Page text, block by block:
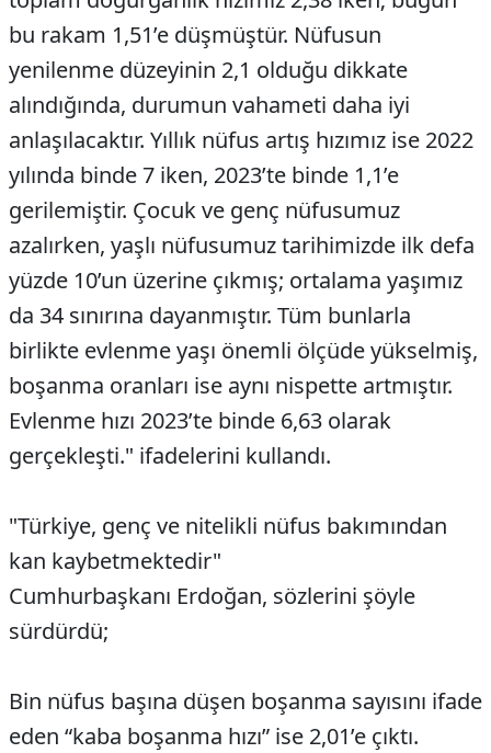
bu rakam 1,51’e düşmüştür. Nüfusun
yenilenme düzeyinin 2,1 olduğu dikkate
alındığında, durumun vahameti daha iyi
anlaşılacaktır. Yıllık nüfus artış hızımız ise 2022
yılında binde 7 iken, 2023’te binde 1,1’e
gerilemiştir. Çocuk ve genç nüfusumuz
azalırken, yaşlı nüfusumuz tarihimizde ilk defa
yüzde 10’un üzerine çıkmış; ortalama yaşımız
da 34 sınırına dayanmıştır. Tüm bunlarla
birlikte evlenme yaşı önemli ölçüde yükselmiş,
boşanma oranları ise aynı nispette artmıştır.
Evlenme hızı 2023’te binde 6,63 olarak
gerçekleşti." ifadelerini kullandı.
"Türkiye, genç ve nitelikli nüfus bakımından
kan kaybetmektedir"
Cumhurbaşkanı Erdoğan, sözlerini şöyle
sürdürdü;
Bin nüfus başına düşen boşanma sayısını ifade
eden “kaba boşanma hızı” ise 2,01’e çıktı.